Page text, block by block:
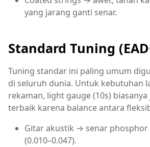
yang jarang ganti senar.
Standard Tuning
Tuning standar ini paling umum
di seluruh dunia. Untuk kebutuhan
rekaman, light gauge (10s)
terbaik karena balance antara
Gitar akustik → senar
(0.010–0.047).